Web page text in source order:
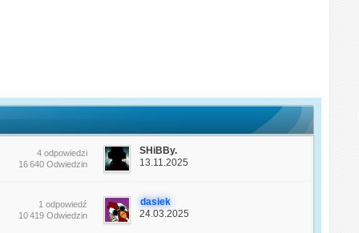
4 odpowiedzi
16 640 Odwiedzin
SHiBBy.
13.11.2025
1 odpowiedź
10 419 Odwiedzin
dasiek
24.03.2025